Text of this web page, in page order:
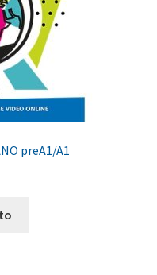
preA1/A1